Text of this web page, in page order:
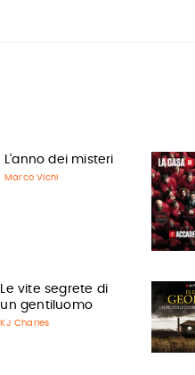
L'anno dei misteri
Marco Vichi
Le vite segrete di
un gentiluomo
KJ Charles